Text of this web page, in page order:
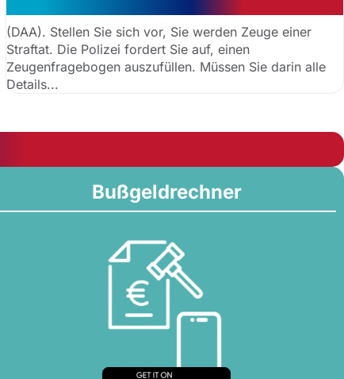
(DAA). Stellen Sie sich vor, Sie werden Zeuge einer
Straftat. Die Polizei fordert Sie auf, einen
Zeugenfragebogen auszufüllen. Müssen Sie darin alle
Details...
Bußgeldrechner